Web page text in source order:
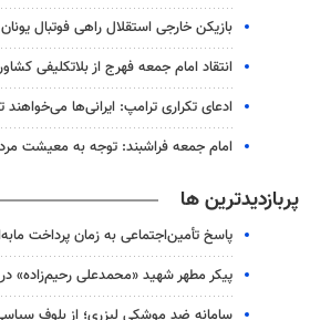
بازیکن خارجی استقلال راهی فوتبال
انتقاد امام جمعه فهرج از بلاتکلیفی
ادعای تکراری ترامپ: ایرانی‌ها می‌خواهند
امام جمعه فراشبند: توجه به معیشت
پربازدیدترین ها
پاسخ تأمین‌اجتماعی به زمان پرداخت
پیکر مطهر شهید «محمدعلی رحیم‌زاده»
سامانه ضد موشکی لیزری؛ از بلوف